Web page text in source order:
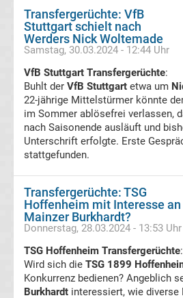
Boxen
News
Kickboxen
Motorsport
Formel
1
DTM
MotoGP
Transfergerüchte: VfB
Stuttgart schielt nach
Werders Nick Woltemade
Samstag, 30.03.2024 - 12:44 Uhr
VfB Stuttgart Transfergerüchte:
Buhlt der VfB Stuttgart etwa um
22-jährige Mittelstürmer könnte
im Sommer ablösefrei verlassen,
nach Saisonende ausläuft und
Unterschrift erfolgte. Erste
stattgefunden.
Transfergerüchte: TSG
Hoffenheim mit Interesse an
Mainzer Burkhardt?
Donnerstag, 28.03.2024 - 13:53 Uhr
TSG Hoffenheim Transfergerüchte:
Wird sich die TSG 1899
Konkurrenz bedienen? Angeblich
Burkhardt interessiert, wie diverse